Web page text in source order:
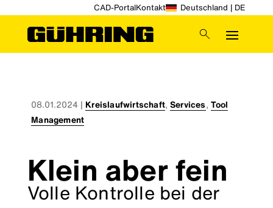
CAD-PortalKontakt Deutschland | DE
08.01.2024 |Kreislaufwirtschaft,Services, Tool
Management
Klein aber fein
Volle Kontrolle bei der